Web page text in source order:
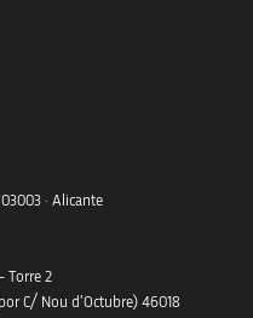
· Alicante
Torre 2
C/ Nou d’Octubre) 46018